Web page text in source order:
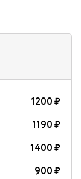
1200₽
1190₽
1400₽
900₽